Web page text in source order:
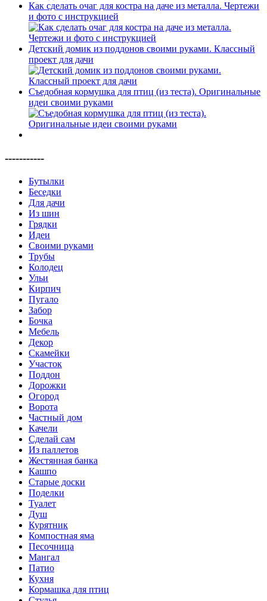
Как сделать очаг для костра на даче из металла. Чертежи
и фото с инструкцией
Детский домик из поддонов своими руками. Классный
проект для дачи
Съедобная кормушка для птиц (из теста). Оригинальные
идеи своими руками
-----------
Бутылки
Беседки
Для дачи
Из шин
Грядки
Идеи
Своими руками
Трубы
Колодец
Ульи
Кирпич
Пугало
Забор
Бочка
Мебель
Декор
Скамейки
Участок
Поддон
Дорожки
Огород
Ворота
Частный дом
Качели
Сделай сам
Из паллетов
Жестянная банка
Кашпо
Старые доски
Поделки
Туалет
Душ
Курятник
Компостная яма
Песочница
Мангал
Патио
Кухня
Кормашка для птиц